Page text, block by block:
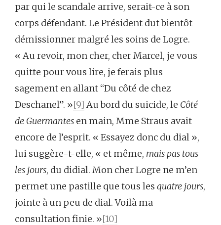
par qui le scandale arrive, serait-ce à son
corps défendant. Le Président dut bientôt
démissionner malgré les soins de Logre.
« Au revoir, mon cher, cher Marcel, je vous
quitte pour vous lire, je ferais plus
sagement en allant “Du côté de chez
Deschanel”. »[9] Au bord du suicide, le Côté
de Guermantes en main, Mme Straus avait
encore de l’esprit. « Essayez donc du dial »,
lui suggère-t-elle, « et même, mais pas tous
les jours, du didial. Mon cher Logre ne m’en
permet une pastille que tous les quatre jours,
jointe à un peu de dial. Voilà ma
consultation finie. »[10]